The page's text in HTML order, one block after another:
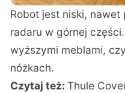
Robot jest niski,
radaru w górnej
wyższymi meblami,
nóżkach.
Czytaj też:Thule